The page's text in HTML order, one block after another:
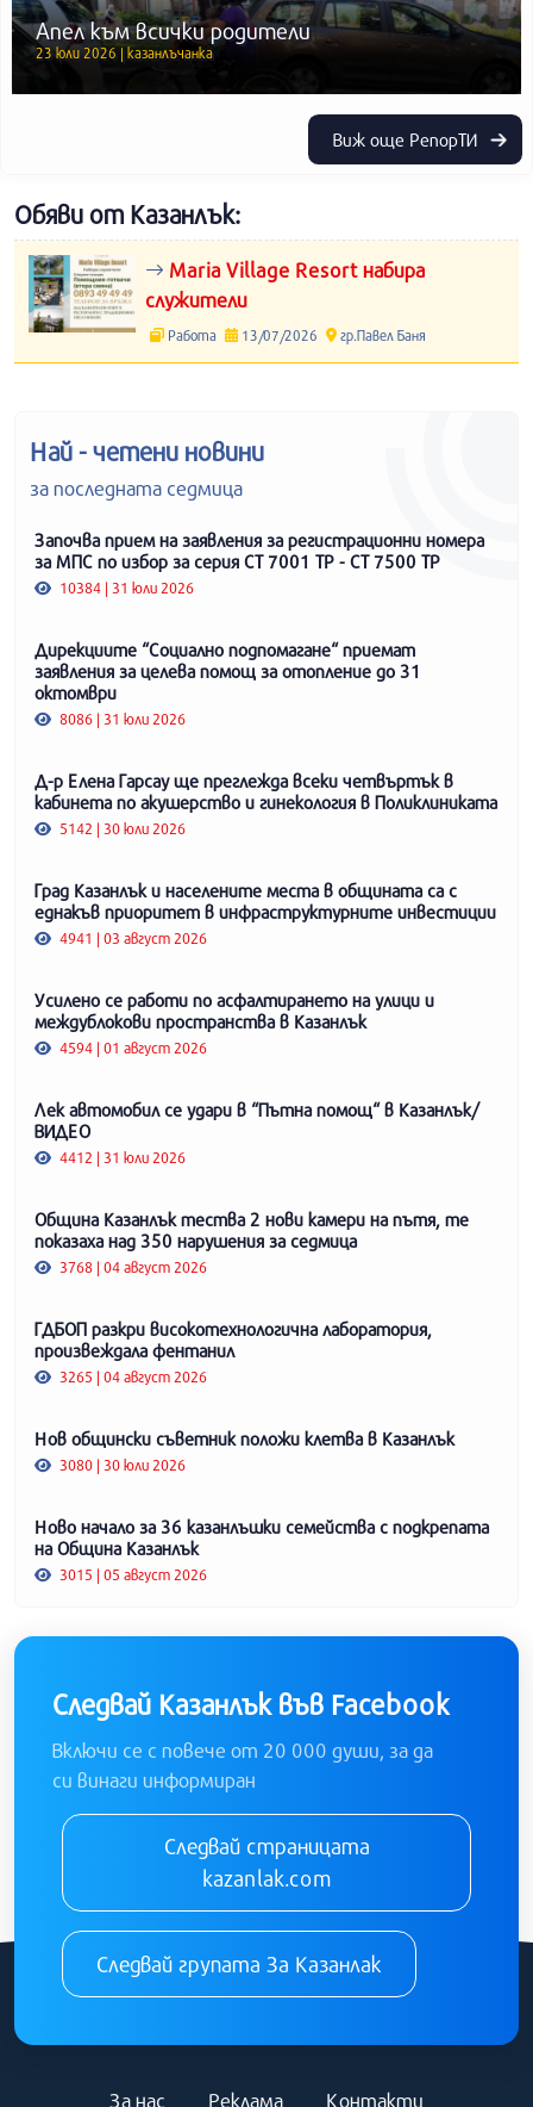
Апел към всички родители
23 юли 2026 | казанлъчанка
Виж още РепорТИ
Обяви от Казанлък:
Maria Village Resort набира
служители
Работа 13/07/2026 гр.Павел Баня
Най - четени новини
за последната седмица
Започва прием на заявления за регистрационни номера
за МПС по избор за серия СТ 7001 ТР - СТ 7500 ТР
10384 | 31 юли 2026
Дирекциите “Социално подпомагане“ приемат
заявления за целева помощ за отопление до 31
октомври
8086 | 31 юли 2026
Д-р Елена Гарсау ще преглежда всеки четвъртък в
кабинета по акушерство и гинекология в Поликлиниката
5142 | 30 юли 2026
Град Казанлък и населените места в общината са с
еднакъв приоритет в инфраструктурните инвестиции
4941 | 03 август 2026
Усилено се работи по асфалтирането на улици и
междублокови пространства в Казанлък
4594 | 01 август 2026
Лек автомобил се удари в “Пътна помощ“ в Казанлък/
ВИДЕО
4412 | 31 юли 2026
Община Казанлък тества 2 нови камери на пътя, те
показаха над 350 нарушения за седмица
3768 | 04 август 2026
ГДБОП разкри високотехнологична лаборатория,
произвеждала фентанил
3265 | 04 август 2026
Нов общински съветник положи клетва в Казанлък
3080 | 30 юли 2026
Ново начало за 36 казанлъшки семейства с подкрепата
на Община Казанлък
3015 | 05 август 2026
Следвай Казанлък във Facebook
Включи се с повече от 20 000 души, за да
си винаги информиран
Следвай страницата
kazanlak.com
Следвай групата За Казанлак
За нас Реклама Контакти